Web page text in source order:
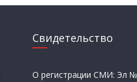
Свидетельство
О регистрации СМИ: Эл